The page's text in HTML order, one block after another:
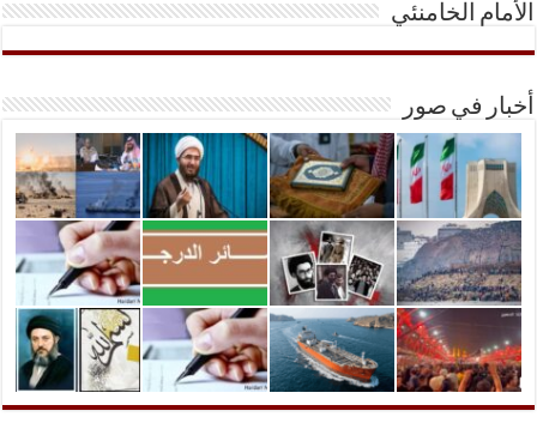
الأمام الخامنئي
أخبار في صور